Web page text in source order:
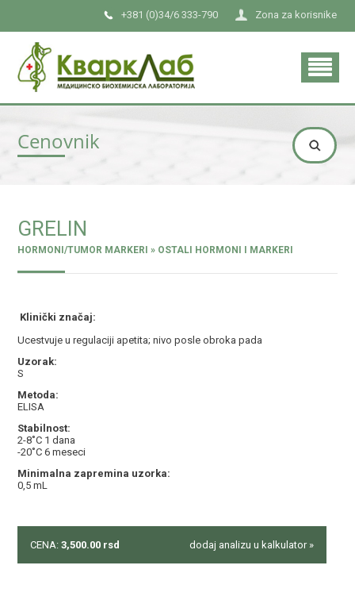
Zona za korisnike
+381 (0)34/6 333-790
Cenovnik
GRELIN
HORMONI/TUMOR MARKERI » OSTALI HORMONI I MARKERI
Klinički značaj:
Ucestvuje u regulaciji apetita; nivo posle obroka pada
Uzorak:
S
Metoda:
ELISA
Stabilnost:
2-8˚C 1 dana
-20˚C 6 meseci
Minimalna zapremina uzorka:
0,5 mL
CENA: 3,500.00 rsd dodaj analizu u kalkulator »